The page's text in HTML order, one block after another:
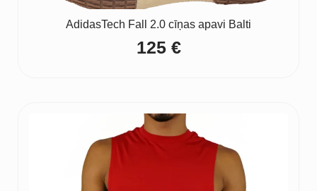
AdidasTech Fall 2.0 cīņas apavi Balti
125 €